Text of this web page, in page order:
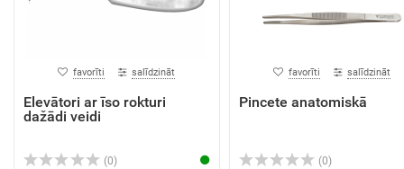
favorīti salīdzināt
Elevātori ar īso rokturi
dažādi veidi
(0)
favorīti salīdzināt
Pincete anatomiskā
(0)